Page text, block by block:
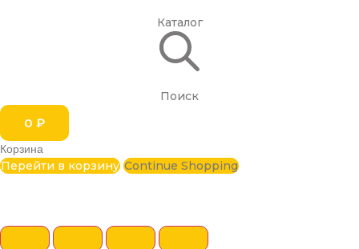
Каталог
Поиск
0 ₽
Корзина
Перейти в корзину Continue Shopping